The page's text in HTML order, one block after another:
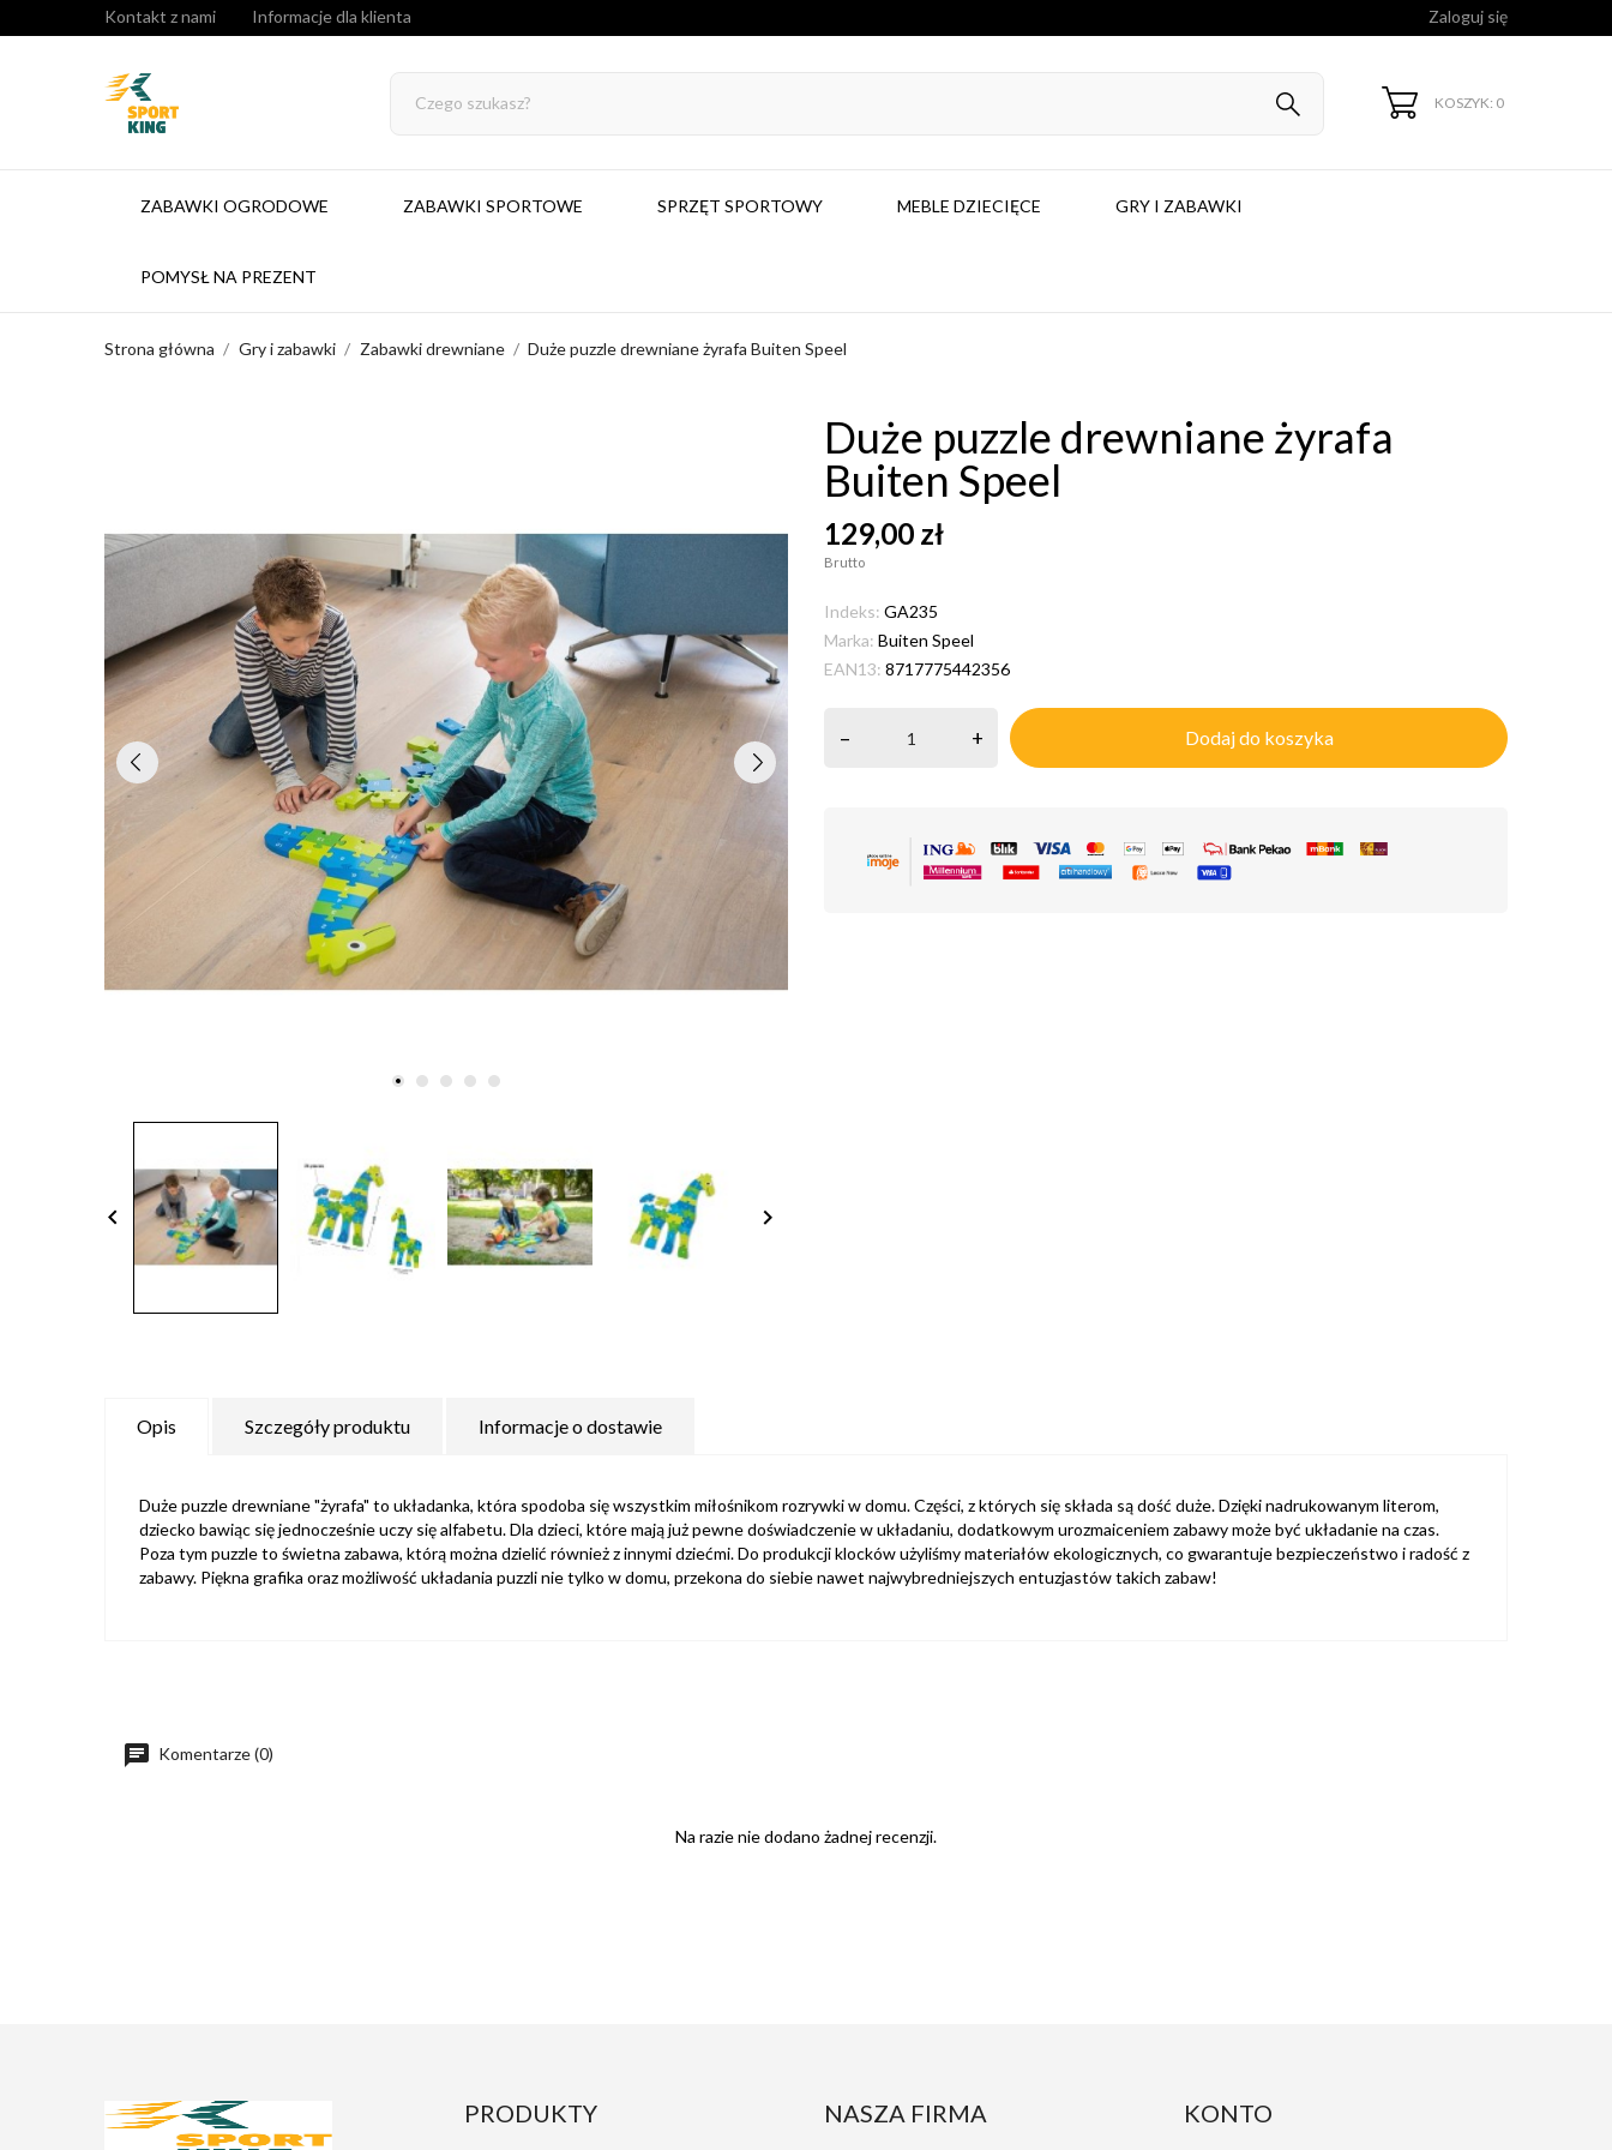
Kontakt z nami Informacje dla klienta Zaloguj się
KOSZYK: 0
ZABAWKI OGRODOWE ZABAWKI SPORTOWE SPRZĘT SPORTOWY MEBLE DZIECIĘCE GRY I ZABAWKI
POMYSŁ NA PREZENT
Strona główna Gry i zabawki Zabawki drewniane Duże puzzle drewniane żyrafa Buiten Speel
keyboard_arrow_left keyboard_arrow_right
Duże puzzle drewniane żyrafa
Buiten Speel
129,00 zł
Brutto
Indeks: GA235
Marka: Buiten Speel
EAN13: 8717775442356
– + Dodaj do koszyka
Opis Szczegóły produktu Informacje o dostawie
Duże puzzle drewniane "żyrafa" to układanka, która spodoba się wszystkim miłośnikom rozrywki w domu. Części, z których się składa są dość duże. Dzięki nadrukowanym literom,
dziecko bawiąc się jednocześnie uczy się alfabetu. Dla dzieci, które mają już pewne doświadczenie w układaniu, dodatkowym urozmaiceniem zabawy może być układanie na czas.
Poza tym puzzle to świetna zabawa, którą można dzielić również z innymi dziećmi. Do produkcji klocków użyliśmy materiałów ekologicznych, co gwarantuje bezpieczeństwo i radość z
zabawy. Piękna grafika oraz możliwość układania puzzli nie tylko w domu, przekona do siebie nawet najwybredniejszych entuzjastów takich zabaw!
Komentarze (0)
Na razie nie dodano żadnej recenzji.
PRODUKTY NASZA FIRMA KONTO